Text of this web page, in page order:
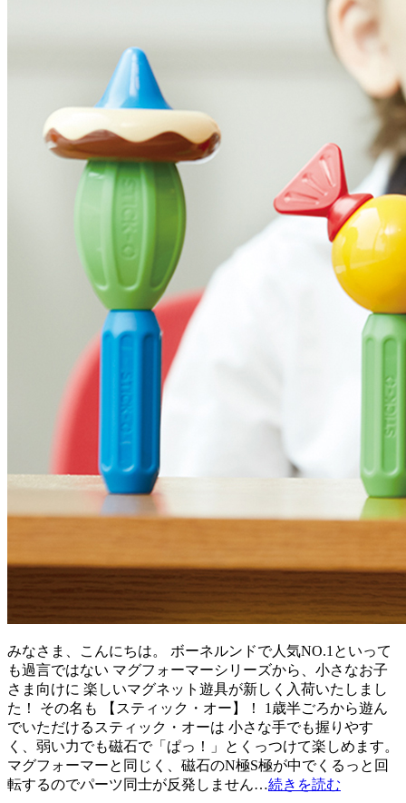
みなさま、こんにちは。 ボーネルンドで人気NO.1といって
も過言ではない マグフォーマーシリーズから、小さなお子
さま向けに 楽しいマグネット遊具が新しく入荷いたしまし
た！ その名も 【スティック・オー】！ 1歳半ごろから遊ん
でいただけるスティック・オーは 小さな手でも握りやす
く、弱い力でも磁石で「ぱっ！」とくっつけて楽しめます。
マグフォーマーと同じく、磁石のN極S極が中でくるっと回
転するのでパーツ同士が反発しません…続きを読む